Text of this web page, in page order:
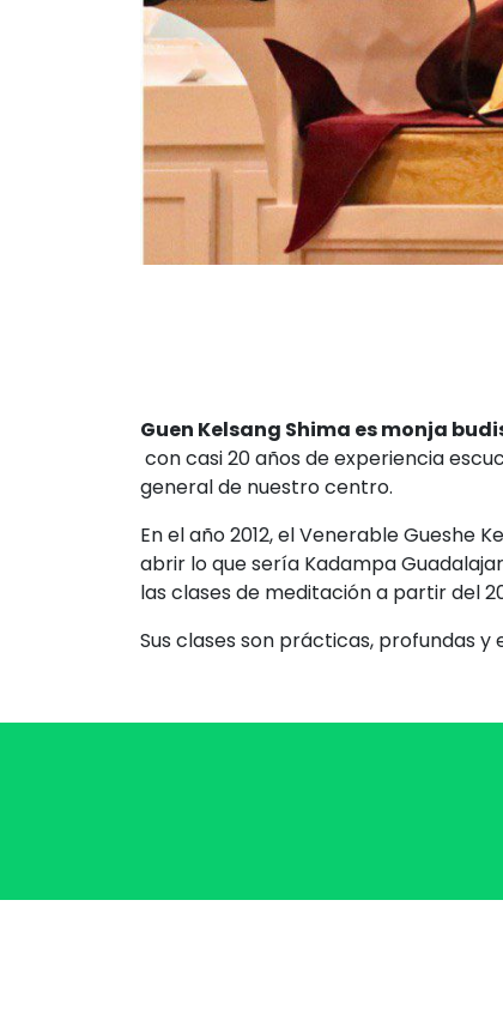
Guen Kelsang Shima es monja
con casi 20 años de experiencia
general de nuestro centro.
En el año 2012, el Venerable Gueshe
abrir lo que sería Kadampa
las clases de meditación a partir del
Sus clases son prácticas, profundas